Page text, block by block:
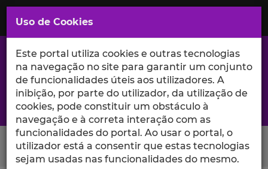
Saltar
para
Conteúdo
Principal
A excelência da investigação e ciência no Iscte
Search Button
Uso de Cookies
Este portal utiliza cookies e outras tecnologias
na navegação no site para garantir um conjunto
de funcionalidades úteis aos utilizadores. A
inibição, por parte do utilizador, da utilização de
cookies, pode constituir um obstáculo à
navegação e à correta interação com as
funcionalidades do portal. Ao usar o portal, o
utilizador está a consentir que estas tecnologias
sejam usadas nas funcionalidades do mesmo.